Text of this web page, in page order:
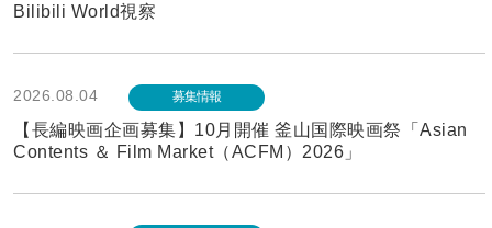
Bilibili World視察
2026.08.04 募集情報
【長編映画企画募集】10月開催 釜山国際映画祭「Asian
Contents ＆ Film Market（ACFM）2026」